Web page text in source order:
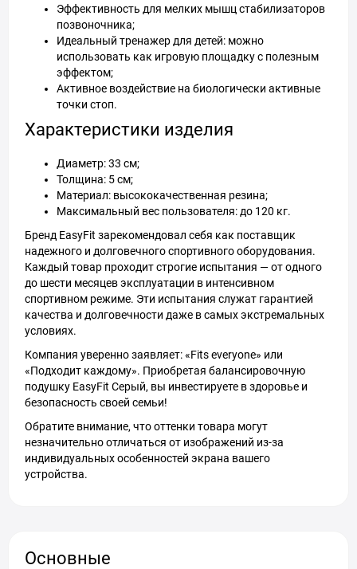
Эффективность для мелких мышц стабилизаторов
позвоночника;
Идеальный тренажер для детей: можно
использовать как игровую площадку с полезным
эффектом;
Активное воздействие на биологически активные
точки стоп.
Характеристики изделия
Диаметр: 33 см;
Толщина: 5 см;
Материал: высококачественная резина;
Максимальный вес пользователя: до 120 кг.
Бренд EasyFit зарекомендовал себя как поставщик
надежного и долговечного спортивного оборудования.
Каждый товар проходит строгие испытания — от одного
до шести месяцев эксплуатации в интенсивном
спортивном режиме. Эти испытания служат гарантией
качества и долговечности даже в самых экстремальных
условиях.
Компания уверенно заявляет: «Fits everyone» или
«Подходит каждому». Приобретая балансировочную
подушку EasyFit Серый, вы инвестируете в здоровье и
безопасность своей семьи!
Обратите внимание, что оттенки товара могут
незначительно отличаться от изображений из-за
индивидуальных особенностей экрана вашего
устройства.
Основные